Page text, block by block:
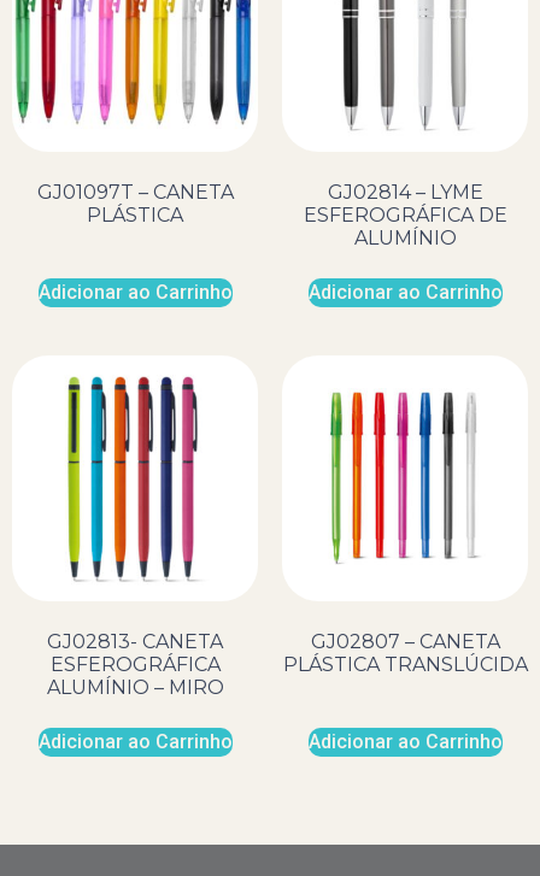
GJ01097T – CANETA
PLÁSTICA
Adicionar ao Carrinho
GJ02814 – LYME
ESFEROGRÁFICA DE
ALUMÍNIO
Adicionar ao Carrinho
GJ02813- CANETA
ESFEROGRÁFICA
ALUMÍNIO – MIRO
Adicionar ao Carrinho
GJ02807 – CANETA
PLÁSTICA TRANSLÚCIDA
Adicionar ao Carrinho